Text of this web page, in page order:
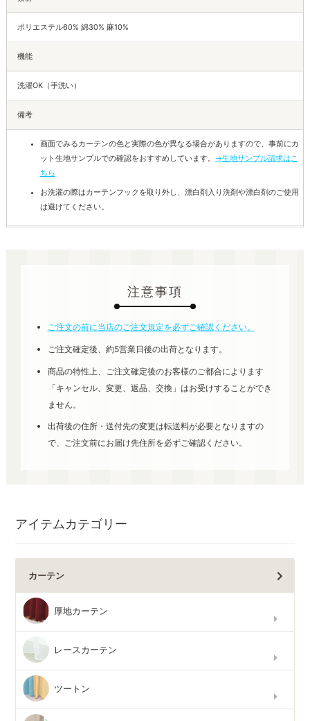
ポリエステル60% 綿30% 麻10%
機能
洗濯OK（手洗い）
備考
画面でみるカーテンの色と実際の色が異なる場合がありますので、事前にカ
ット生地サンプルでの確認をおすすめしています。 →生地サンプル請求はこ
ちら
お洗濯の際はカーテンフックを取り外し、漂白剤入り洗剤や漂白剤のご使用
は避けてください。
注意事項
ご注文の前に当店のご注文規定を必ずご確認ください。
ご注文確定後、約5営業日後の出荷となります。
商品の特性上、ご注文確定後のお客様のご都合によります
「キャンセル、変更、返品、交換」はお受けすることができ
ません。
出荷後の住所・送付先の変更は転送料が必要となりますの
で、ご注文前にお届け先住所を必ずご確認ください。
アイテムカテゴリー
カーテン
厚地カーテン
レースカーテン
ツートン